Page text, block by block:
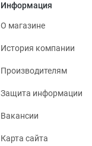
Информация
О магазине
История компании
Производителям
Защита информации
Вакансии
Карта сайта